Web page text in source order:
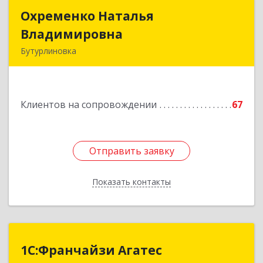
Охременко Наталья
Владимировна
Бутурлиновка
Клиентов на сопровождении 67
Отправить заявку
Показать контакты
Охременко Наталья
Отправить заявку
Назад
1С:Франчайзи Агатес